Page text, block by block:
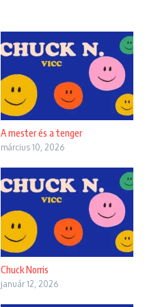
A mester és a tenger
március 10, 2026
Chuck Norris
január 12, 2026